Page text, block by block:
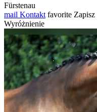
Fürstenau
mail Kontakt favorite Zapisz
Wyróżnienie